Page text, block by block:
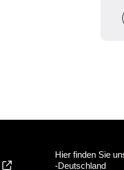
Hier finden Sie
-Deutschland